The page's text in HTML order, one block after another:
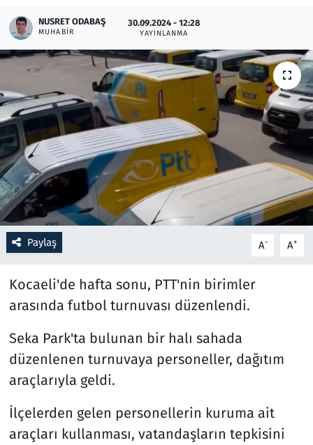
NUSRET ODABAŞ
MUHABIR
30.09.2024 - 12:28
YAYINLANMA
Paylaş A- A+
Kocaeli'de hafta sonu, PTT'nin birimler
arasında futbol turnuvası düzenlendi.
Seka Park'ta bulunan bir halı sahada
düzenlenen turnuvaya personeller, dağıtım
araçlarıyla geldi.
İlçelerden gelen personellerin kuruma ait
araçları kullanması, vatandaşların tepkisini
Otomobil
Oyun
Ramazan
Resmi İlanlar
Rüya Tabirleri
Sağlık
Savunma Sanayi
Spor
Teknoloji ve Bilim
Televizyon